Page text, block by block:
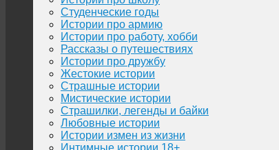
Студенческие годы
Истории про армию
Истории про работу, хобби
Рассказы о путешествиях
Истории про дружбу
Жестокие истории
Страшные истории
Мистические истории
Страшилки, легенды и байки
Любовные истории
Истории измен из жизни
Интимные истории 18+